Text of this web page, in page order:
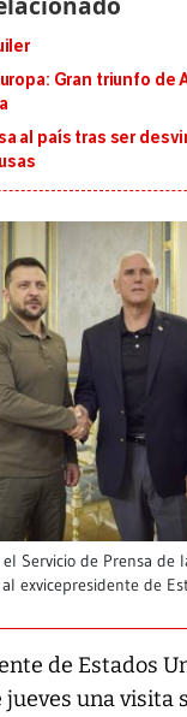
Gran triunfo de
al país tras ser
Servicio de Prensa de
exvicepresidente de
de Estados
jueves una visita